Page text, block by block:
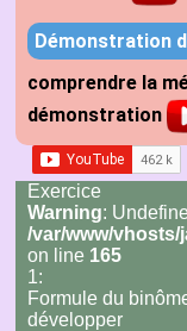
Démonstration
comprendre la
démonstration
Exercice
Warning:
/var/www/
on line 165
1:
Formule du
développer